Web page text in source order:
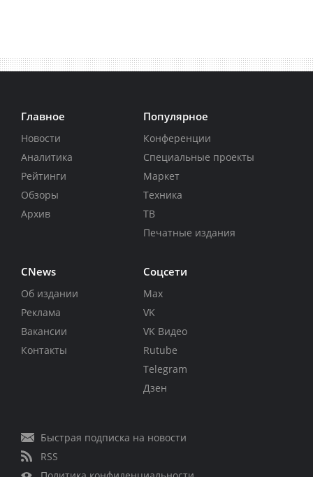
Главное
Новости
Аналитика
Рейтинги
Обзоры
Архив
Популярное
Конференции
Специальные проекты
Маркет
Техника
ТВ
Печатные издания
CNews
Об издании
Реклама
Вакансии
Контакты
Соцсети
Max
VK
VK Видео
Rutube
Telegram
Дзен
Быстрая подписка на новости
RSS